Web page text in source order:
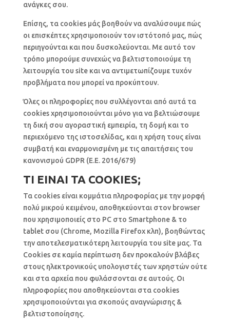
ανάγκες σου.
Επίσης, τα cookies μάς βοηθούν να αναλύσουμε πώς
οι επισκέπτες χρησιμοποιούν τον ιστότοπό μας, πώς
περιηγούνται και που δυσκολεύονται. Με αυτό τον
τρόπο μπορούμε συνεχώς να βελτιστοποιούμε τη
λειτουργία του site και να αντιμετωπίζουμε τυχόν
προβλήματα που μπορεί να προκύπτουν.
Όλες οι πληροφορίες που συλλέγονται από αυτά τα
cookies χρησιμοποιούνται μόνο για να βελτιώσουμε
τη δική σου αγοραστική εμπειρία, τη δομή και το
περιεχόμενο της ιστοσελίδας, και η χρήση τους είναι
συμβατή και εναρμονισμένη με τις απαιτήσεις του
κανονισμού GDPR (E.E. 2016/679)
ΤΙ ΕΙΝΑΙ ΤΑ COOKIES;
Τα cookies είναι κομμάτια πληροφορίας με την μορφή
πολύ μικρού κειμένου, αποθηκεύονται στον browser
που χρησιμοποιείς στο PC στο Smartphone & το
tablet σου (Chrome, Mozilla Firefox κλπ), βοηθώντας
την αποτελεσματικότερη λειτουργία του site μας. Τα
Cookies σε καμία περίπτωση δεν προκαλούν βλάβες
στους ηλεκτρονικούς υπολογιστές των χρηστών ούτε
και στα αρχεία που φυλάσσονται σε αυτούς. Οι
πληροφορίες που αποθηκεύονται στα cookies
χρησιμοποιούνται για σκοπούς αναγνώρισης &
βελτιστοποίησης.